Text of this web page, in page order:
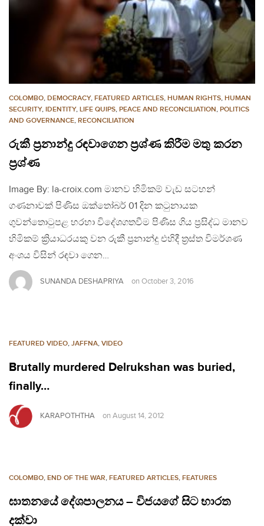
COLOMBO, DEMOCRACY, FEATURED ARTICLES, HUMAN RIGHTS, HUMAN
SECURITY, IDENTITY, LIFE QUIPS, PEACE AND RECONCILIATION, POLITICS
AND GOVERNANCE, RECONCILIATION
රුකී ප්‍රනාන්දු රඳවාගෙන ප්‍රශ්ණ කිරීම මතු කරන
ප්‍රශ්ණ
Image By: la-croix.com මානව හිමිකම් වැඩ සටහන්
ගණනාවක් පිණිස ඔක්තෝබර් 01 දින කටුනායක
ගුවන්තොටුපළ හරහා විදේශගතවීම පිණිස ගිය ප්‍රසිද්ධ මානව
හිමිකම් ක්‍රියාධරයකු වන රුකී ප්‍රනාන්දු එහිදී ත්‍රස්ත විමර්ශණ
අංශය විසින් රඳවා ගෙන…
SUNANDA DESHAPRIYA on October 3, 2016
FEATURED VIDEO, JAFFNA, VIDEO
Brutally murdered Delrukshan was buried,
finally…
KARAPOTHTHA on August 14, 2012
COLOMBO, END OF THE WAR, FEATURED ARTICLES, FEATURES
ඝාතනයේ දේශපාලනය – විජයගේ සිට භාරත
දක්වා